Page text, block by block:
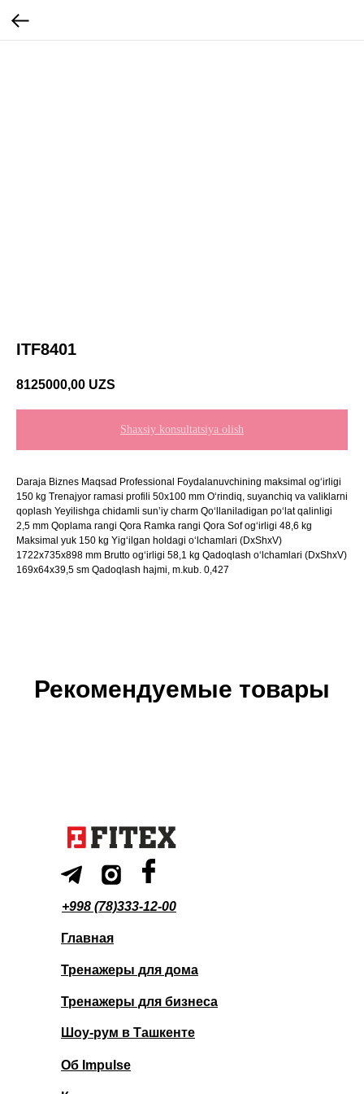
ITF8401
8125000,00 UZS
Shaxsiy konsultatsiya olish
Daraja Biznes Maqsad Professional Foydalanuvchining maksimal og‘irligi
150 kg Trenajyor ramasi profili 50x100 mm O‘rindiq, suyanchiq va valiklarni
qoplash Yeyilishga chidamli sun’iy charm Qo‘llaniladigan po‘lat qalinligi
2,5 mm Qoplama rangi Qora Ramka rangi Qora Sof og‘irligi 48,6 kg
Maksimal yuk 150 kg Yig‘ilgan holdagi o‘lchamlari (DxShxV)
1722x735x898 mm Brutto og‘irligi 58,1 kg Qadoqlash o‘lchamlari (DxShxV)
169x64x39,5 sm Qadoqlash hajmi, m.kub. 0,427
Рекомендуемые товары
+998 (78)333-12-00
Главная
Тренажеры для дома
Тренажеры для бизнеса
Шоу-рум в Ташкенте
Об Impulse